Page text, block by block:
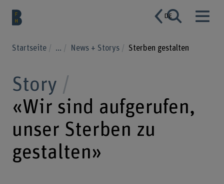
DE
Startseite ... News + Storys Sterben gestalten
Story
«Wir sind aufgerufen,
unser Sterben zu
gestalten»